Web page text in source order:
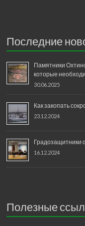
Последние
Памятники
которые
30.06.2025
Как закопать
23.12.2024
Градозащитники
16.12.2024
Полезные